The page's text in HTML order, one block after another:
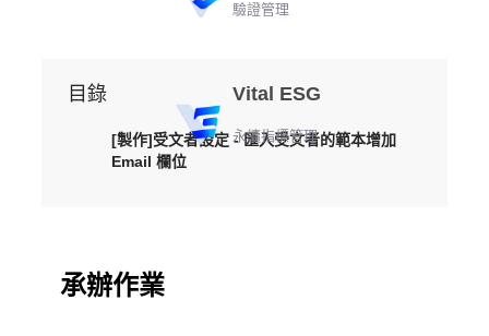
驗證管理
Vital ESG
永續指標管理
目錄
[製作]受文者設定 - 匯入受文者的範本增加
Email 欄位
承辦作業